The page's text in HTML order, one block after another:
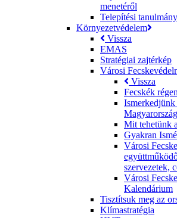
menetéről
Telepítési
Környezetvédelem
Vissza
EMAS
Stratégiai zajtérkép
Városi
Vissza
Fecskék
Ismerkedjünk
Mit tehetünk
Gyakran
Városi
szervezetek,
Városi
Kalendárium
Tisztítsuk meg az
Klímastratégia